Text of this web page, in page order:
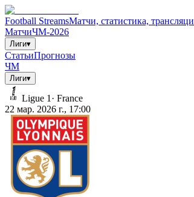
Football StreamsМатчи, статистика,
МатчиЧМ-2026
Лиги▾
СтатьиПрогнозы
ЧМ
Лиги▾
Ligue 1 · France
22 мар. 2026 г., 17:00